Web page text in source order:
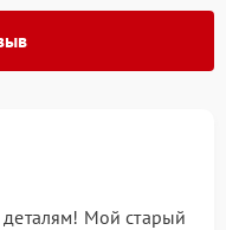
Мой старый